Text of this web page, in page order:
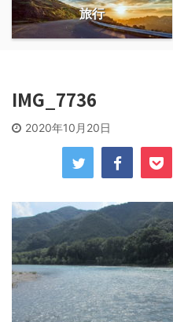
旅行
IMG_7736
2020年10月20日